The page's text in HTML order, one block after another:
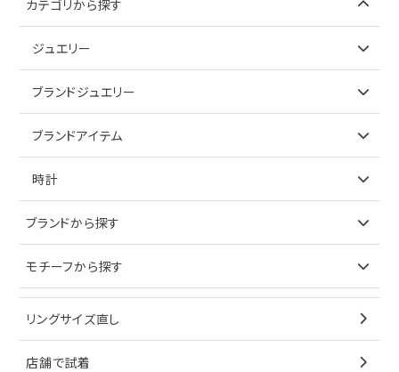
カテゴリから探す
ジュエリー
アイテムで探す
ブレスレット
ペンダントトップ
ブランドジュエリー
アイテムで探す
イヤリング
ブレスレット
ブランドアイテム
アイテムで探す
キーケース
サングラス
時計
ブランドで探す
オメガ
シャネル
ブランドから探す
ティファニー
ブルガリ
カルティエ
モチーフから探す
星
リングサイズ直し
店舗で試着